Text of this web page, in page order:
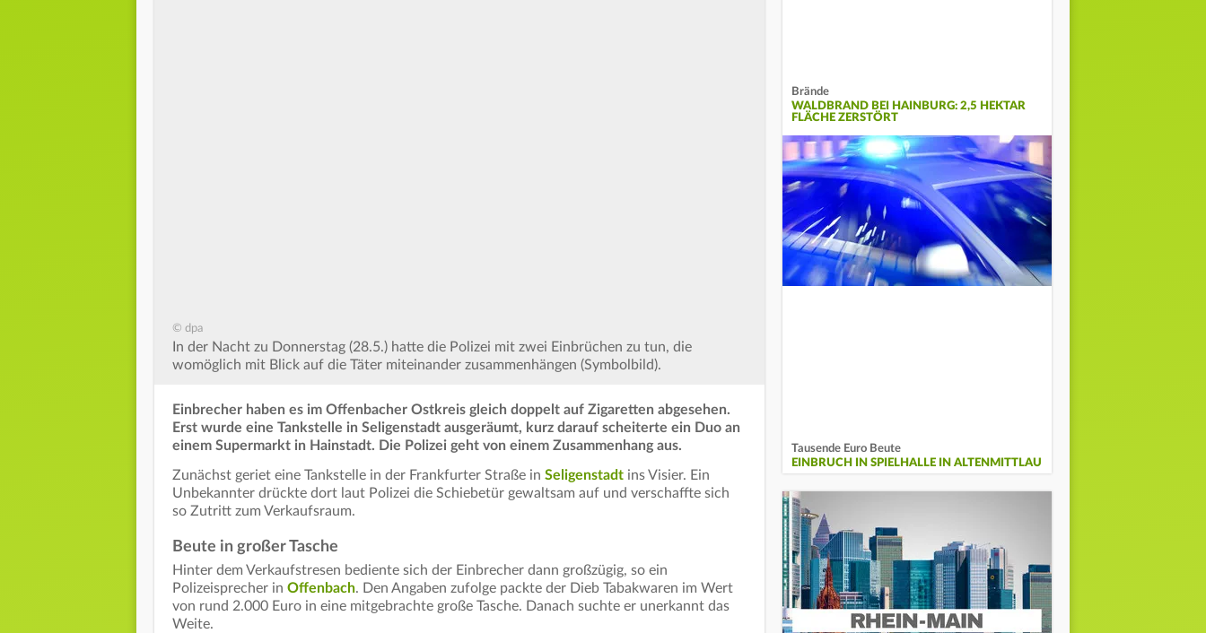
© dpa
In der Nacht zu Donnerstag (28.5.) hatte die Polizei mit zwei Einbrüchen zu tun, die
womöglich mit Blick auf die Täter miteinander zusammenhängen (Symbolbild).
Einbrecher haben es im Offenbacher Ostkreis gleich doppelt auf Zigaretten abgesehen.
Erst wurde eine Tankstelle in Seligenstadt ausgeräumt, kurz darauf scheiterte ein Duo an
einem Supermarkt in Hainstadt. Die Polizei geht von einem Zusammenhang aus.
Zunächst geriet eine Tankstelle in der Frankfurter Straße in Seligenstadt ins Visier. Ein
Unbekannter drückte dort laut Polizei die Schiebetür gewaltsam auf und verschaffte sich
so Zutritt zum Verkaufsraum.
Beute in großer Tasche
Hinter dem Verkaufstresen bediente sich der Einbrecher dann großzügig, so ein
Polizeisprecher in Offenbach. Den Angaben zufolge packte der Dieb Tabakwaren im Wert
von rund 2.000 Euro in eine mitgebrachte große Tasche. Danach suchte er unerkannt das
Weite.
Brände
WALDBRAND BEI HAINBURG: 2,5 HEKTAR
FLÄCHE ZERSTÖRT
Tausende Euro Beute
EINBRUCH IN SPIELHALLE IN ALTENMITTLAU